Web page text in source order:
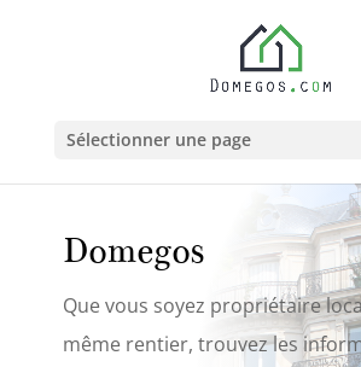
Sélectionner une page
Domegos
Que vous soyez propriétaire
même rentier, trouvez les